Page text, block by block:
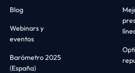
Blog
Webinars y
eventos
Barómetro 2025
(España)